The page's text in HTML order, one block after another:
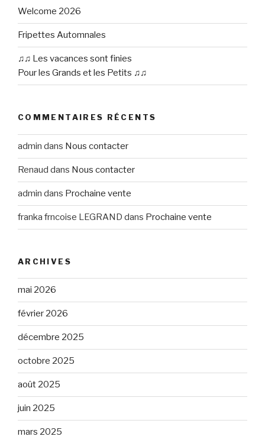
Welcome 2026
Fripettes Automnales
♫♫ Les vacances sont finies
Pour les Grands et les Petits ♫♫
COMMENTAIRES RÉCENTS
admin dans Nous contacter
Renaud dans Nous contacter
admin dans Prochaine vente
franka frncoise LEGRAND dans Prochaine vente
ARCHIVES
mai 2026
février 2026
décembre 2025
octobre 2025
août 2025
juin 2025
mars 2025